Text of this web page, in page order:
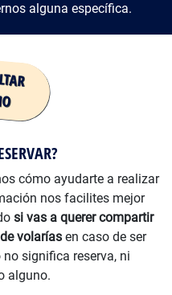
alguna específica.
cómo ayudarte a realizar
nos facilites mejor
si vas a querer compartir
volarías en caso de ser
significa reserva, ni
alguno.